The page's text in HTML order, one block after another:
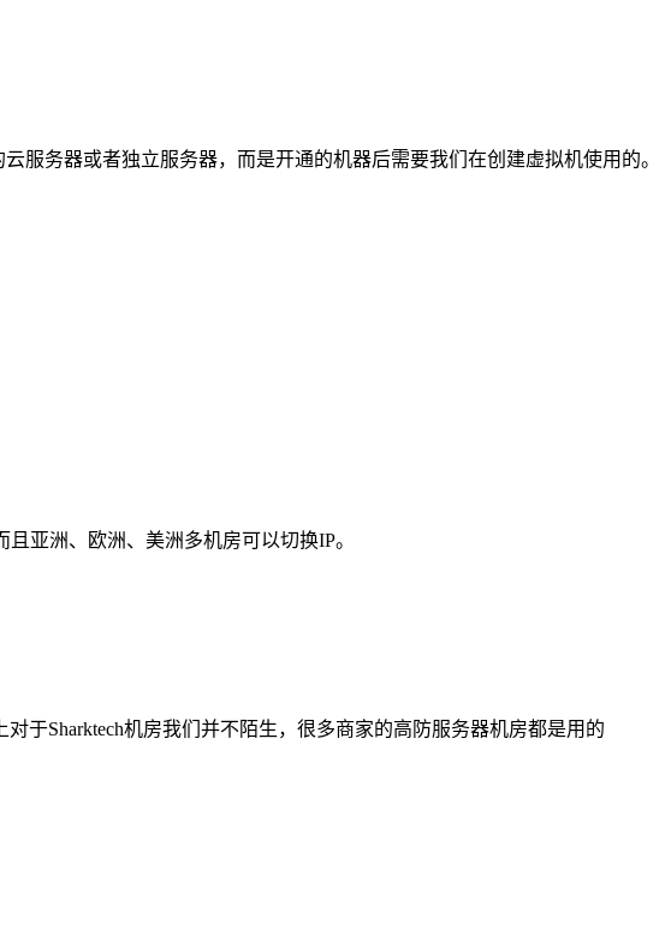
服务器或者独立服务器，而是开通的机器后需要我们在创建虚拟机使用的。
亚洲、欧洲、美洲多机房可以切换IP。
于Sharktech机房我们并不陌生，很多商家的高防服务器机房都是用的